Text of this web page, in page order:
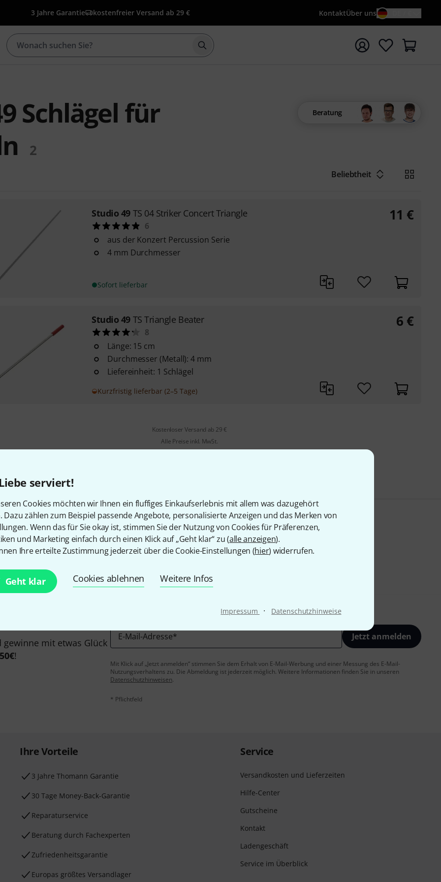
serviert!
Cookies möchten wir Ihnen ein fluffiges Einkaufserlebnis mit allem was dazugehört
Dazu zählen zum Beispiel passende Angebote, personalisierte Anzeigen und das Merken von
Wenn das für Sie okay ist, stimmen Sie der Nutzung von Cookies für Präferenzen,
und Marketing einfach durch einen Klick auf „Geht klar“ zu (alle anzeigen).
Ihre erteilte Zustimmung jederzeit über die Cookie-Einstellungen (hier) widerrufen.
Geht klar Cookies ablehnen Weitere Infos
Impressum · Datenschutzhinweise
3 Jahre Garantie kostenfreier Versand ab 29 € KontaktÜber uns
Suche mit Suchwort {searchTerm} starten
Schlägel für
2
Beratung
Beliebtheit
Studio 49 TS 04 Striker Concert Triangle
6
aus der Konzert Percussion Serie
4 mm Durchmesser
Sofort lieferbar
11 €
Studio 49 TS Triangle Beater
8
Länge: 15 cm
Durchmesser (Metall): 4 mm
Liefereinheit: 1 Schlägel
Kurzfristig lieferbar (2–5 Tage)
6 €
Kostenloser Versand ab 29 €
Alle Preise inkl. MwSt.
Gefällt Ihnen, was Sie sehen?
Teilen Hilfe & Feedback
mit etwas Glück
50€!
E-Mail-Adresse* Jetzt anmelden
Mit Klick auf „Jetzt anmelden“ stimmen Sie dem Erhalt von E-Mail-Werbung und einer Messung des E-Mail-
Nutzungsverhaltens zu. Die Abmeldung ist jederzeit möglich. Weitere Informationen finden Sie in unseren
Datenschutzhinweisen.
* Pflichtfeld
Ihre Vorteile
3 Jahre Thomann Garantie
30 Tage Money-Back-Garantie
Reparaturservice
Beratung durch Fachexperten
Zufriedenheitsgarantie
Europas größtes Versandlager
Service
Versandkosten und Lieferzeiten
Hilfe-Center
Gutscheine
Kontakt
Ladengeschäft
Service im Überblick